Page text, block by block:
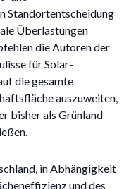
Standortentscheidung
Überlastungen
die Autoren der
für Solar-
die gesamte
auszuweiten,
bisher als Grünland
in Abhängigkeit
und des